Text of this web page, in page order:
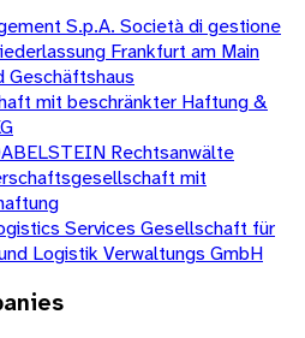
S.p.A. Società di gestione
Frankfurt am Main
Geschäftshaus
mit beschränkter Haftung &
Rechtsanwälte
mit
Services Gesellschaft für
Logistik Verwaltungs GmbH